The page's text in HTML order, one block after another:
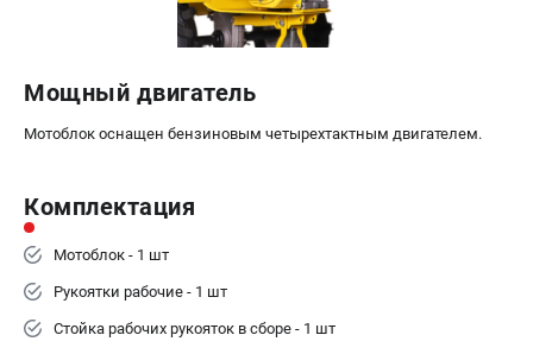
Мощный двигатель
Мотоблок оснащен бензиновым четырехтактным двигателем.
Комплектация
Мотоблок - 1 шт
Рукоятки рабочие - 1 шт
Стойка рабочих рукояток в сборе - 1 шт